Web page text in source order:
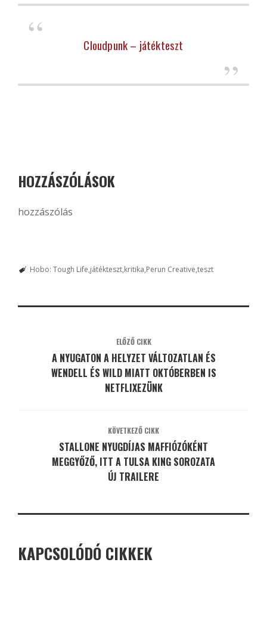
Cloudpunk – játékteszt
HOZZÁSZÓLÁSOK
hozzászólás
Hobo: Tough Life játékteszt kritika Perun Creative teszt
ELŐZŐ CIKK
A NYUGATON A HELYZET VÁLTOZATLAN ÉS
WENDELL ÉS WILD MIATT OKTÓBERBEN IS
NETFLIXEZÜNK
KÖVETKEZŐ CIKK
STALLONE NYUGDÍJAS MAFFIÓZÓKÉNT
MEGGYŐZŐ, ITT A TULSA KING SOROZATA
ÚJ TRAILERE
KAPCSOLÓDÓ CIKKEK